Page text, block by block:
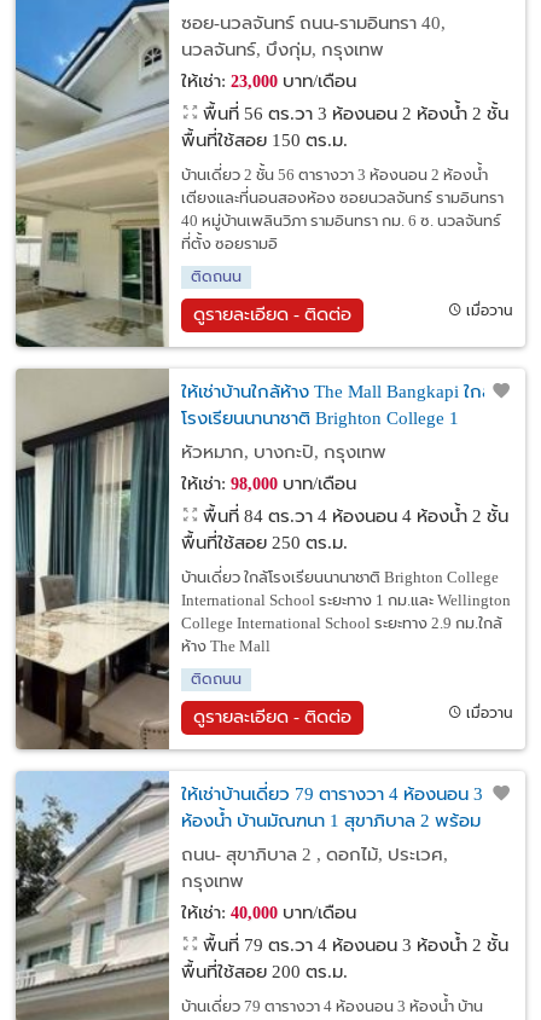
นวลจันทร์ รามอินทรา 40
ซอย-นวลจันทร์ ถนน-รามอินทรา 40,
นวลจันทร์, บึงกุ่ม, กรุงเทพ
ให้เช่า: 23,000บาท/เดือน
พื้นที่ 56 ตร.วา 3 ห้องนอน 2 ห้องน้ำ 2 ชั้น
พื้นที่ใช้สอย 150 ตร.ม.
บ้านเดี่ยว 2 ชั้น 56 ตารางวา 3 ห้องนอน 2 ห้องน้ำ
เตียงและที่นอนสองห้อง ซอยนวลจันทร์ รามอินทรา
40 หมู่บ้านเพลินวิภา รามอินทรา กม. 6 ซ. นวลจันทร์
ที่ตั้ง ซอยรามอิ
ติดถนน
ดูรายละเอียด - ติดต่อ เมื่อวาน
ให้เช่าบ้านใกล้ห้าง The Mall Bangkapi ใกล้
โรงเรียนนานาชาติ Brighton College 1
กม.และ Wellington College2.9 กม.
หัวหมาก, บางกะปิ, กรุงเทพ
ให้เช่า: 98,000บาท/เดือน
พื้นที่ 84 ตร.วา 4 ห้องนอน 4 ห้องน้ำ 2 ชั้น
พื้นที่ใช้สอย 250 ตร.ม.
บ้านเดี่ยว ใกล้โรงเรียนนานาชาติ Brighton College
International School ระยะทาง 1 กม.และ Wellington
College International School ระยะทาง 2.9 กม.ใกล้
ห้าง The Mall
ติดถนน
ดูรายละเอียด - ติดต่อ เมื่อวาน
ให้เช่าบ้านเดี่ยว 79 ตารางวา 4 ห้องนอน 3
ห้องน้ำ บ้านมัณฑนา 1 สุขาภิบาล 2 พร้อม
เฟอร์นิเจอร์
ถนน- สุขาภิบาล 2 , ดอกไม้, ประเวศ,
กรุงเทพ
ให้เช่า: 40,000บาท/เดือน
พื้นที่ 79 ตร.วา 4 ห้องนอน 3 ห้องน้ำ 2 ชั้น
พื้นที่ใช้สอย 200 ตร.ม.
บ้านเดี่ยว 79 ตารางวา 4 ห้องนอน 3 ห้องน้ำ บ้าน